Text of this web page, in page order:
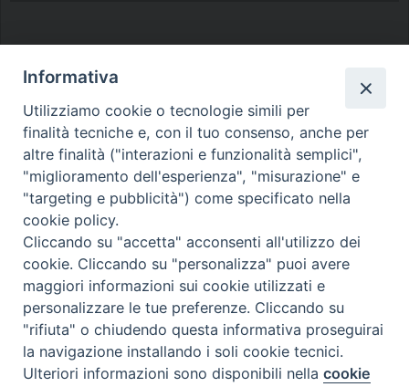
Diocesi di Melfi Rapolla Venosa
• Largo Duomo, 12 - 85025 MELFI (PZ) •
Tel. 0972238604
PEC ufficiale della Diocesi:
diocesi.melfi_rapolla_venosa@legalmail.it
Preferenze Cookie
Informativa
Utilizziamo cookie o tecnologie simili per
finalità tecniche e, con il tuo consenso, anche per
altre finalità ("interazioni e funzionalità semplici",
"miglioramento dell'esperienza", "misurazione" e
"targeting e pubblicità") come specificato nella
cookie policy.
Cliccando su "accetta" acconsenti all'utilizzo dei
cookie. Cliccando su "personalizza" puoi avere
maggiori informazioni sui cookie utilizzati e
personalizzare le tue preferenze. Cliccando su
"rifiuta" o chiudendo questa informativa proseguirai
la navigazione installando i soli cookie tecnici.
Ulteriori informazioni sono disponibili nellacookie